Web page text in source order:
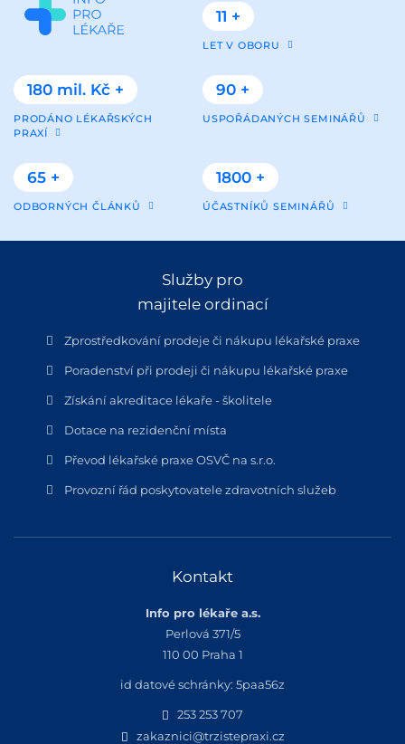
11 +
LET V OBORU
180 mil. Kč +
PRODÁNO LÉKAŘSKÝCH
PRAXÍ
90 +
USPOŘÁDANÝCH SEMINÁŘŮ
65 +
ODBORNÝCH ČLÁNKŮ
1800 +
ÚČASTNÍKŮ SEMINÁŘŮ
Služby pro
majitele ordinací
Zprostředkování prodeje či nákupu lékařské praxe
Poradenství při prodeji či nákupu lékařské praxe
Získání akreditace lékaře - školitele
Dotace na rezidenční místa
Převod lékařské praxe OSVČ na s.r.o.
Provozní řád poskytovatele zdravotních služeb
Kontakt
Info pro lékaře a.s.
Perlová 371/5
110 00 Praha 1
id datové schránky: 5paa56z
253 253 707
zakaznici@trzistepraxi.cz